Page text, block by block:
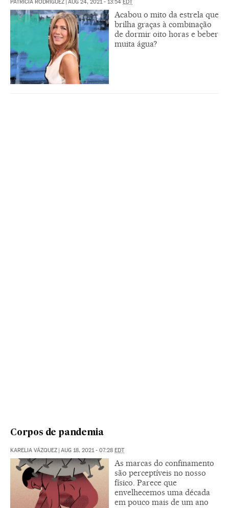
PATRICIA RODRÍGUEZ AUG 24, 2021 - 13:54 EDT
Acabou o mito da estrela que
brilha graças à combinação
de dormir oito horas e beber
muita água?
Corpos de pandemia
KARELIA VÁZQUEZ AUG 18, 2021 - 07:28 EDT
As marcas do confinamento
são perceptíveis no nosso
físico. Parece que
envelhecemos uma década
em pouco mais de um ano